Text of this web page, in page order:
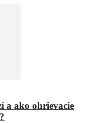
a ako ohrievacie